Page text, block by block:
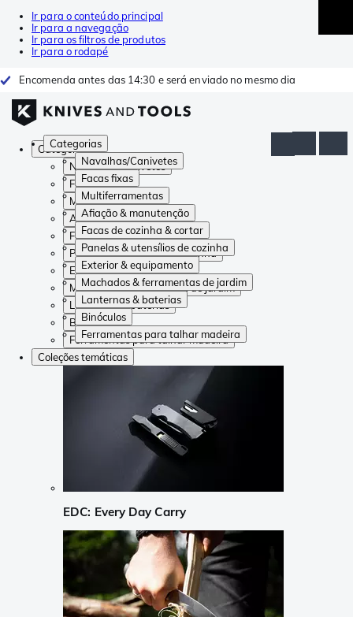
Ir para o conteúdo principal
Ir para a navegação
Ir para os filtros de produtos
Ir para o rodapé
Encomenda antes das 14:30 e será enviado no mesmo dia
Categorias
Navalhas/Canivetes
Facas fixas
Multiferramentas
Afiação & manutenção
Facas de cozinha & cortar
Panelas & utensílios de cozinha
Exterior & equipamento
Machados & ferramentas de jardim
Lanternas & baterias
Binóculos
Ferramentas para talhar madeira
Categorias
Navalhas/Canivetes
Facas fixas
Multiferramentas
Afiação & manutenção
Facas de cozinha & cortar
Panelas & utensílios de cozinha
Exterior & equipamento
Machados & ferramentas de jardim
Lanternas & baterias
Binóculos
Ferramentas para talhar madeira
Coleções temáticas
EDC: Every Day Carry